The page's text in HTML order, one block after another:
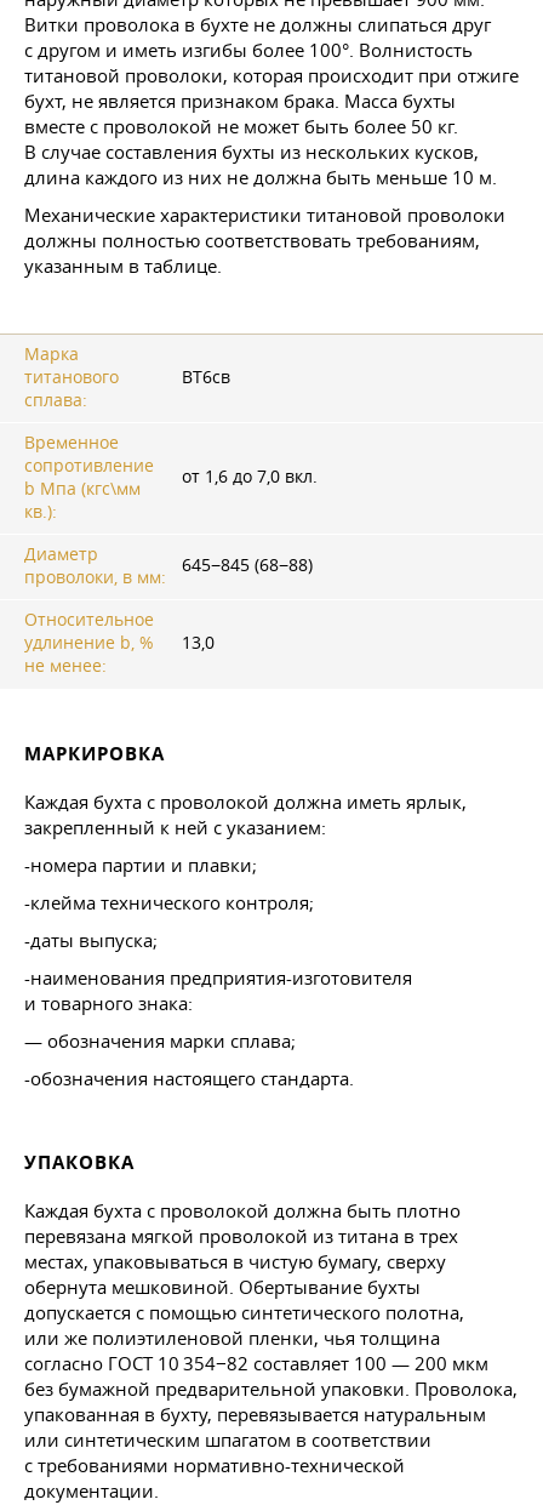
Витки проволока в бухте не должны слипаться друг
с другом и иметь изгибы более 100°. Волнистость
титановой проволоки, которая происходит при отжиге
бухт, не является признаком брака. Масса бухты
вместе с проволокой не может быть более 50 кг.
В случае составления бухты из нескольких кусков,
длина каждого из них не должна быть меньше 10 м.
Механические характеристики титановой проволоки
должны полностью соответствовать требованиям,
указанным в таблице.
Марка
титанового
сплава:
ВТ6св
Временное
сопротивление
b Мпа (кгс\мм
кв.):
от 1,6 до 7,0 вкл.
Диаметр
проволоки, в мм:
645−845 (68−88)
Относительное
удлинение b, %
не менее:
13,0
МАРКИРОВКА
Каждая бухта с проволокой должна иметь ярлык,
закрепленный к ней с указанием:
-номера партии и плавки;
-клейма технического контроля;
-даты выпуска;
-наименования предприятия-изготовителя
и товарного знака:
— обозначения марки сплава;
-обозначения настоящего стандарта.
УПАКОВКА
Каждая бухта с проволокой должна быть плотно
перевязана мягкой проволокой из титана в трех
местах, упаковываться в чистую бумагу, сверху
обернута мешковиной. Обертывание бухты
допускается с помощью синтетического полотна,
или же полиэтиленовой пленки, чья толщина
согласно ГОСТ 10 354−82 составляет 100 — 200 мкм
без бумажной предварительной упаковки. Проволока,
упакованная в бухту, перевязывается натуральным
или синтетическим шпагатом в соответствии
с требованиями нормативно-технической
документации.